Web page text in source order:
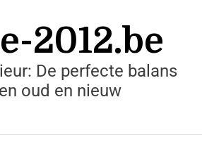
2012.be
De perfecte balans
oud en nieuw